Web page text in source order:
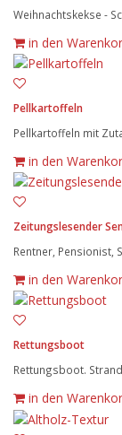
Weihnachtskekse -
in den
Pellkartoffeln
Pellkartoffeln mit
in den
Zeitungslesender
Rentner, Pensionist,
in den
Rettungsboot
Rettungsboot.
in den